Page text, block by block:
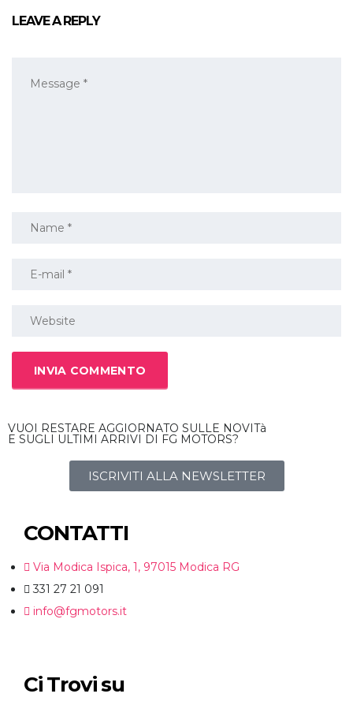
LEAVE A REPLY
VUOI RESTARE AGGIORNATO SULLE NOVITà
E SUGLI ULTIMI ARRIVI DI FG MOTORS?
ISCRIVITI ALLA NEWSLETTER
CONTATTI
Via Modica Ispica, 1, 97015 Modica RG
331 27 21 091
info@fgmotors.it
Ci Trovi su